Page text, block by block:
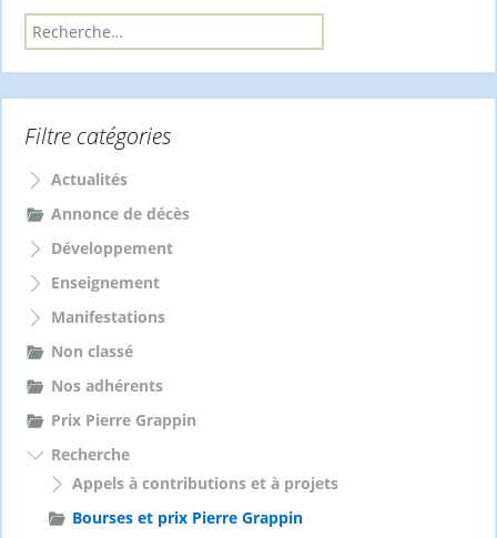
R
e
r
h
r
Filtre catégories
Actualités
Annonce de décès
Développement
Enseignement
Manifestations
Non classé
Nos adhérents
Prix Pierre Grappin
Recherche
Appels à contributions et à projets
Bourses et prix Pierre Grappin